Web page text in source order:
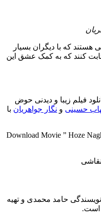
هستند که با دیگران بسیار
کنند که به کمک عشق این
فیلم زیبا و دیدنی حوض
حسینی و نگار جواهریان با
Download Movie ” Hoze
نویسندگی حامد محمدی و تهیه
است.